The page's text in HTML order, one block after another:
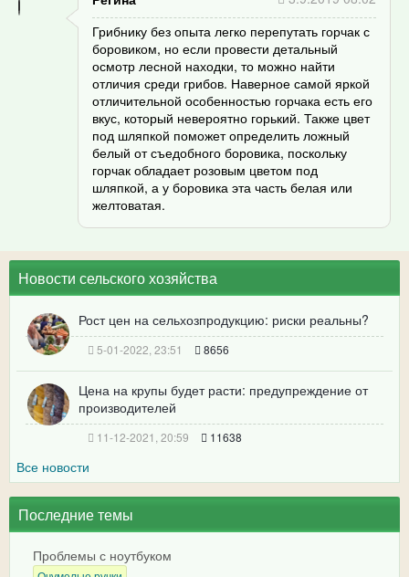
Грибнику без опыта легко перепутать горчак с
боровиком, но если провести детальный
осмотр лесной находки, то можно найти
отличия среди грибов. Наверное самой яркой
отличительной особенностью горчака есть его
вкус, который невероятно горький. Также цвет
под шляпкой поможет определить ложный
белый от съедобного боровика, поскольку
горчак обладает розовым цветом под
шляпкой, а у боровика эта часть белая или
желтоватая.
Новости сельского хозяйства
Рост цен на сельхозпродукцию: риски реальны?
5-01-2022, 23:51 8656
Цена на крупы будет расти: предупреждение от
производителей
11-12-2021, 20:59 11638
Все новости
Последние темы
Проблемы с ноутбуком